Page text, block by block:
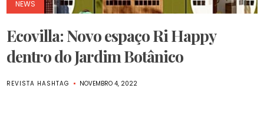
NEWS
Ecovilla: Novo espaço Ri Happy
dentro do Jardim Botânico
REVISTA HASHTAG NOVEMBRO 4, 2022